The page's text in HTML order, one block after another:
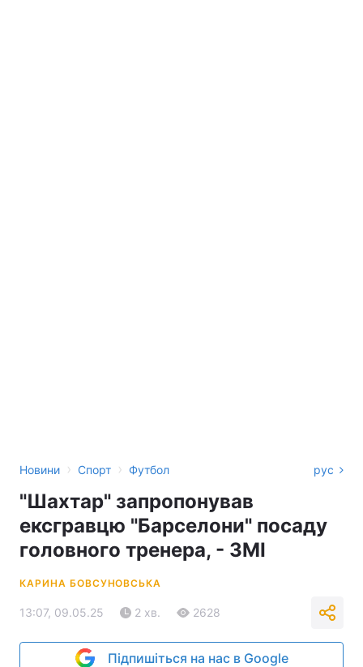
Новини › Спорт › Футбол рус
"Шахтар" запропонував
ексгравцю "Барселони" посаду
головного тренера, - ЗМІ
КАРИНА БОВСУНОВСЬКА
13:07, 09.05.25 2 хв. 2628
Підпишіться на нас в Google